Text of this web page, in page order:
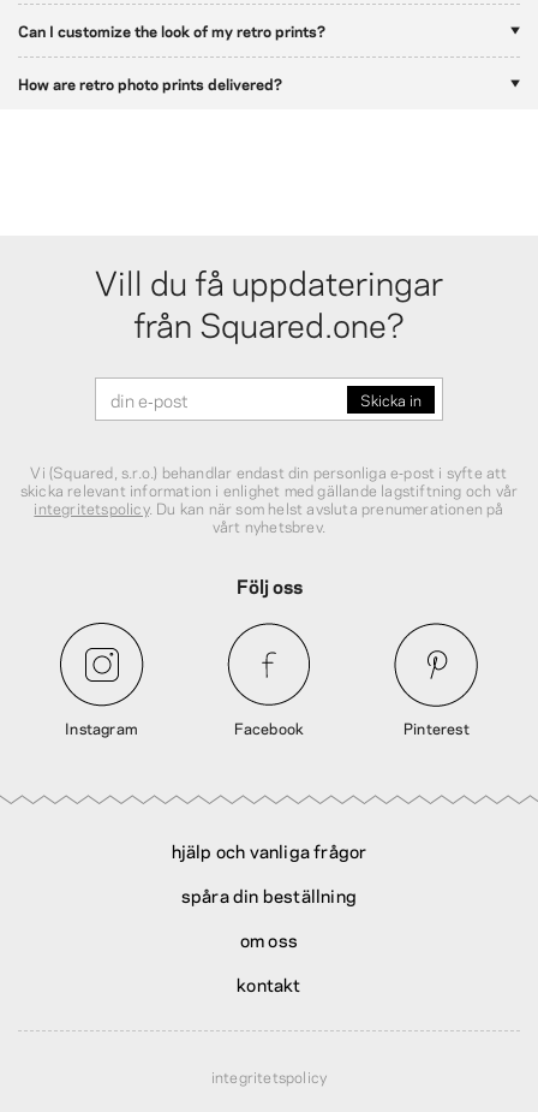
Can I customize the look of my retro prints?
How are retro photo prints delivered?
Vill du få uppdateringar
från Squared.one?
Vi (Squared, s.r.o.) behandlar endast din personliga e‑post i syfte att
skicka relevant information i enlighet med gällande lagstiftning och vår
integritetspolicy. Du kan när som helst avsluta prenumerationen på
vårt nyhetsbrev.
Följ oss
Instagram Facebook Pinterest
hjälp och vanliga frågor
spåra din beställning
om oss
kontakt
integritetspolicy